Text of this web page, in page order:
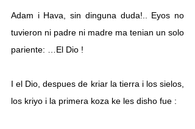
Adam i Hava, sin dinguna duda!.. Eyos no
tuvieron ni padre ni madre ma tenian un solo
pariente: …El Dio !
I el Dio, despues de kriar la tierra i los sielos,
los kriyo i la primera koza ke les disho fue :